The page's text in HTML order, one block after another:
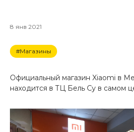
График платежей
Сегодня
Добавляйте товары
в корзину
8 янв 2021
#Магазины
Официальный магазин Xiaomi в
находится в ТЦ Бель Су в самом